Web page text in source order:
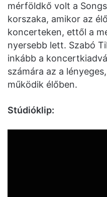
mérföldkő volt a
korszaka, amikor az
koncerteken, ettől a
nyersebb lett. Szabó
inkább a
számára az a
működik élőben.
Stúdióklip: